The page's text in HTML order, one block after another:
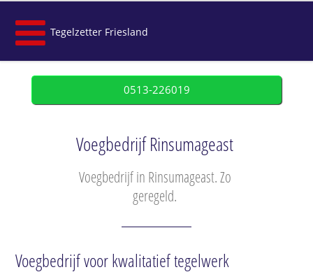
Tegelzetter Friesland
0513-226019
Voegbedrijf Rinsumageast
Voegbedrijf in Rinsumageast. Zo
geregeld.
Voegbedrijf voor kwalitatief tegelwerk